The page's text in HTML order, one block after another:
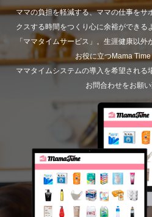
ママの負担を軽減する、ママの仕事をサ
クスする時間をつくり心に余裕ができる
「ママタイムサービス」。生涯健康以外
お役に立つMama Time
ママタイムシステムの導入を希望される
お問合わせをお願い